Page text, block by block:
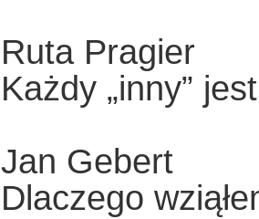
Ruta Pragier
Każdy „inny”
Jan Gebert
Dlaczego